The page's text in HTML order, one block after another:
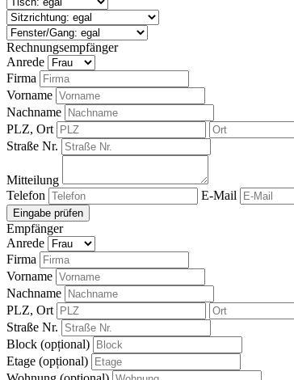
Rechnungsempfänger
Anrede
Firma
Vorname
Nachname
PLZ, Ort
Straße Nr.
Mitteilung
Telefon
E-Mail
Eingabe prüfen
Empfänger
Anrede
Firma
Vorname
Nachname
PLZ, Ort
Straße Nr.
Block (opțional)
Etage (opțional)